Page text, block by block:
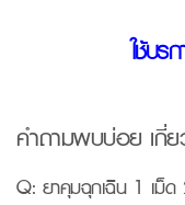
ใช้บริ
คำถามพบบ่อย เกี่
Q: ยาคุมฉุกเฉิน 1 เม็ด